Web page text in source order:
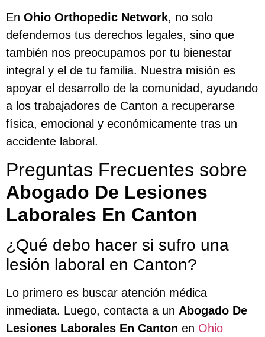
En Ohio Orthopedic Network, no solo
defendemos tus derechos legales, sino que
también nos preocupamos por tu bienestar
integral y el de tu familia. Nuestra misión es
apoyar el desarrollo de la comunidad, ayudando
a los trabajadores de Canton a recuperarse
física, emocional y económicamente tras un
accidente laboral.
Preguntas Frecuentes sobre
Abogado De Lesiones
Laborales En Canton
¿Qué debo hacer si sufro una
lesión laboral en Canton?
Lo primero es buscar atención médica
inmediata. Luego, contacta a un Abogado De
Lesiones Laborales En Canton en Ohio